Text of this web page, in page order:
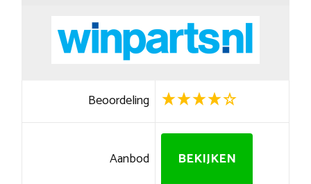
Beoordeling
Aanbod BEKIJKEN